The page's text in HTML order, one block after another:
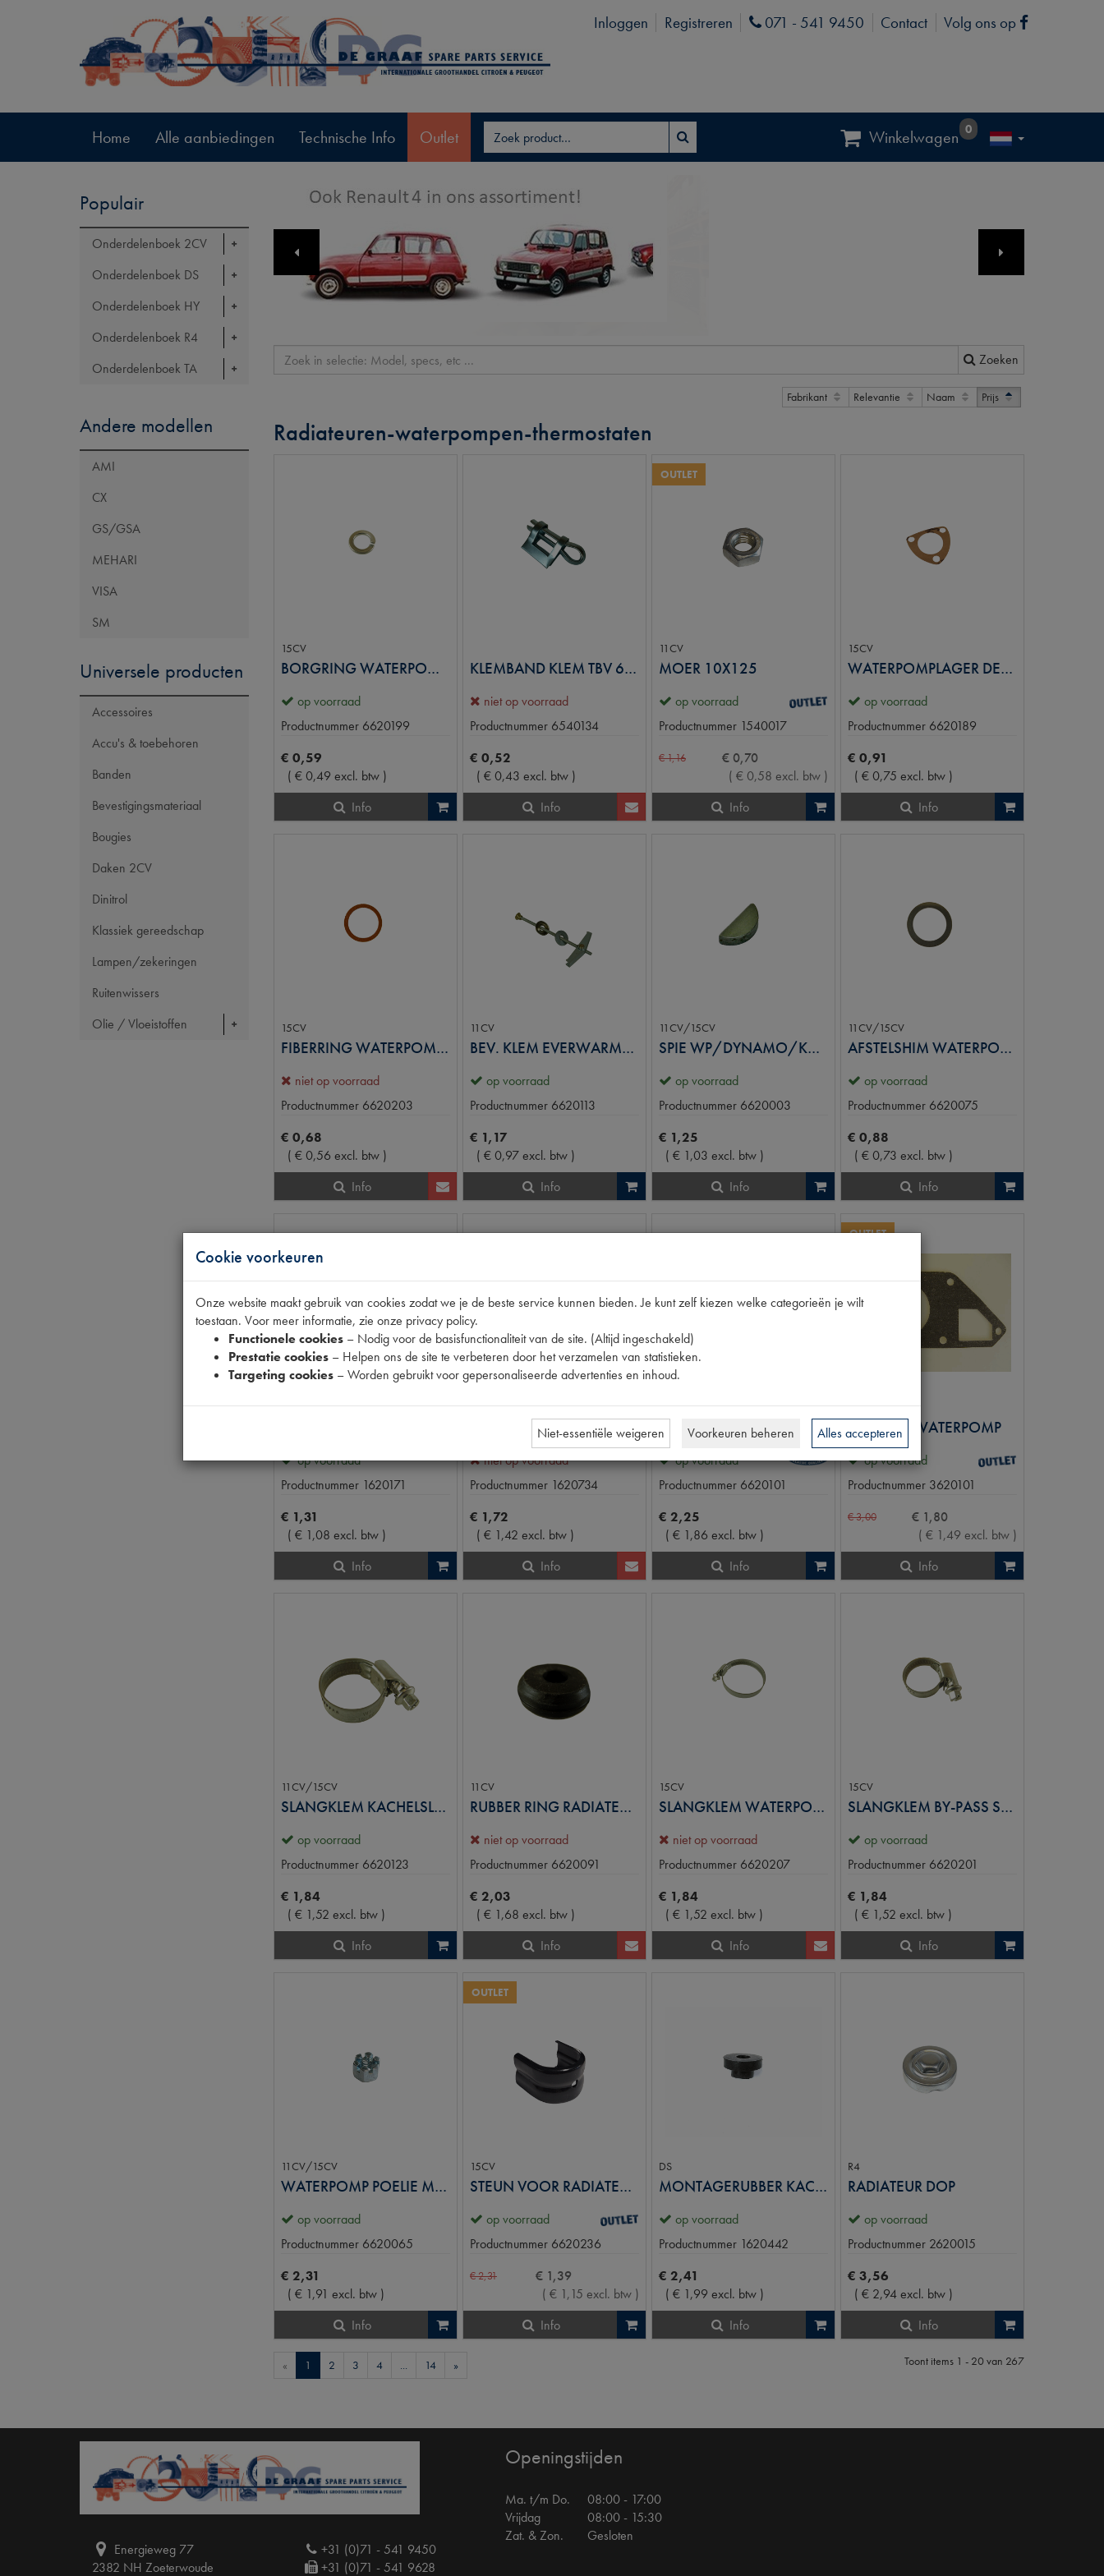
Inloggen Registreren Phone
071 - 541 9450 Contact Volg ons op Facebook
Home Alle aanbiedingen Technische Info Outlet Winkelwagen 0
Populair
Onderdelenboek 2CV
Onderdelenboek DS
Onderdelenboek HY
Onderdelenboek R4
Onderdelenboek TA
Andere modellen
AMI
CX
GS/GSA
MEHARI
VISA
SM
Universele producten
Accessoires
Accu's & toebehoren
Banden
Bevestigingsmateriaal
Bougies
Daken 2CV
Dinitrol
Klassiek gereedschap
Lampen/zekeringen
Ruitenwissers
Olie / Vloeistoffen
Zoeken
Fabrikant Relevantie Naam Prijs
Radiateuren-waterpompen-thermostaten
15CV
BORGRING WATERPOMPPOELIE
op voorraad
Productnummer 6620199
€ 0,59
( €0,49 excl. btw )
Info
KLEMBAND KLEM TBV 6540133
niet op voorraad
Productnummer 6540134
€ 0,52
( €0,43 excl. btw )
Info
OUTLET
11CV
MOER 10X125
op voorraad
Productnummer 1540017
€1,16 € 0,70
( € 0,58 excl. btw )
Info
15CV
WATERPOMPLAGER DEKSELPAKKING
op voorraad
Productnummer 6620189
€ 0,91
( €0,75 excl. btw )
Info
15CV
FIBERRING WATERPOMPNIPPEL
niet op voorraad
Productnummer 6620203
€ 0,68
( €0,56 excl. btw )
Info
11CV
BEV. KLEM EVERWARMHOES
op voorraad
Productnummer 6620113
€ 1,17
( €0,97excl. btw )
Info
11CV/15CV
SPIE WP/DYNAMO/KOPP/STARTMOTOR
op voorraad
Productnummer 6620003
€ 1,25
( € 1,03 excl. btw )
Info
11CV/15CV
AFSTELSHIM WATERPOMPKEERRING
op voorraad
Productnummer 6620075
€ 0,88
( €0,73 excl. btw )
Info
DS
op voorraad
Productnummer 1620171
€ 1,31
( € 1,08 excl. btw )
Info
CX
THERMOSTAATPAK. RUB 37X42X3
niet op voorraad
Productnummer 1620734
€ 1,72
( € 1,42 excl. btw )
Info
11CV/15CV
RUBBER RING RADIATEURDOP
op voorraad
Productnummer 6620101
€ 2,25
( € 1,86 excl. btw )
Info
OUTLET
203/403
PAKKING WATERPOMP
op voorraad
Productnummer 3620101
€3,00 € 1,80
( € 1,49 excl. btw )
Info
11CV/15CV
SLANGKLEM KACHELSLANG 15MM
op voorraad
Productnummer 6620123
€ 1,84
( € 1,52 excl. btw )
Info
11CV
RUBBER RING RADIATEURBEV.
niet op voorraad
Productnummer 6620091
€ 2,03
( € 1,68 excl. btw )
Info
15CV
SLANGKLEM WATERPOMPSLANG
niet op voorraad
Productnummer 6620207
€ 1,84
( € 1,52 excl. btw )
Info
15CV
SLANGKLEM BY-PASS SLANG
op voorraad
Productnummer 6620201
€ 1,84
( € 1,52 excl. btw )
Info
11CV/15CV
WATERPOMP POELIE MOER
op voorraad
Productnummer 6620065
€ 2,31
( € 1,91 excl. btw )
Info
OUTLET
15CV
STEUN VOOR RADIATEUR 15CV
op voorraad
Productnummer 6620236
€2,31 € 1,39
( € 1,15 excl. btw )
Info
DS
MONTAGERUBBER KACHELHUIS
op voorraad
Productnummer 1620442
€ 2,41
( € 1,99 excl. btw )
Info
R4
RADIATEUR DOP
op voorraad
Productnummer 2620015
€ 3,56
( € 2,94excl. btw )
Info
Toont items 1 - 20van 267
« 1 2 3 4 ... 14 »
Energieweg 77
2382 NH Zoeterwoude
+31 (0)71 - 541 9450
+31 (0)71 - 541 9628
Openingstijden
Ma. t/m Do.
08:00 - 17:00
Vrijdag
08:00 - 15:30
Zat. & Zon.
Gesloten
Cookie voorkeuren
Onze website maakt gebruik van cookies zodat we je de beste service kunnen bieden. Je kunt zelf kiezen welke categorieën je wilt
toestaan. Voor meer informatie, zie onze privacy policy.
Functionele cookies – Nodig voor de basisfunctionaliteit van de site. (Altijd ingeschakeld)
Prestatie cookies – Helpen ons de site te verbeteren door het verzamelen van statistieken.
Targeting cookies – Worden gebruikt voor gepersonaliseerde advertenties en inhoud.
Niet-essentiële weigeren Voorkeuren beheren Alles accepteren